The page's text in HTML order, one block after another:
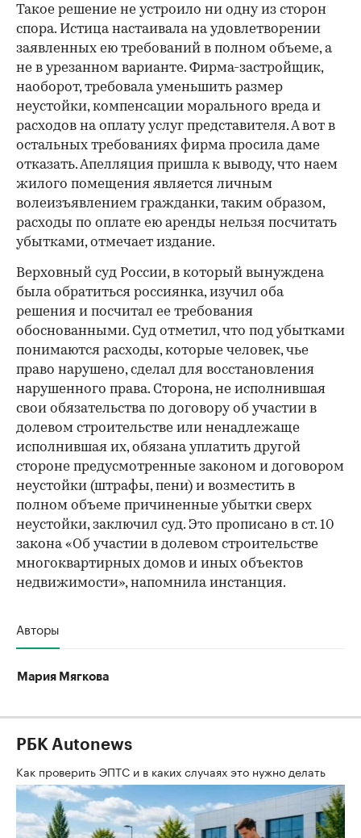
Такое решение не устроило ни одну из сторон
спора. Истица настаивала на удовлетворении
заявленных ею требований в полном объеме, а
не в урезанном варианте. Фирма-застройщик,
наоборот, требовала уменьшить размер
неустойки, компенсации морального вреда и
расходов на оплату услуг представителя. А вот в
остальных требованиях фирма просила даме
отказать. Апелляция пришла к выводу, что наем
жилого помещения является личным
волеизъявлением гражданки, таким образом,
расходы по оплате ею аренды нельзя посчитать
убытками, отмечает издание.
Верховный суд России, в который вынуждена
была обратиться россиянка, изучил оба
решения и посчитал ее требования
обоснованными. Суд отметил, что под убытками
понимаются расходы, которые человек, чье
право нарушено, сделал для восстановления
нарушенного права. Сторона, не исполнившая
свои обязательства по договору об участии в
долевом строительстве или ненадлежаще
исполнившая их, обязана уплатить другой
стороне предусмотренные законом и договором
неустойки (штрафы, пени) и возместить в
полном объеме причиненные убытки сверх
неустойки, заключил суд. Это прописано в ст. 10
закона «Об участии в долевом строительстве
многоквартирных домов и иных объектов
недвижимости», напомнила инстанция.
Авторы
Мария Мягкова
РБК Autonews
Как проверить ЭПТС и в каких случаях это нужно делать